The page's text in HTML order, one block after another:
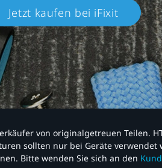
Jetzt kaufen bei iFixit​
von originalgetreuen Teilen.
sollten nur bei Geräte
Bitte wenden Sie sich an den